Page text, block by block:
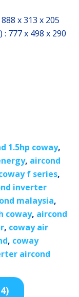
x 313 x 205
777 x 498 x 290
1.5hp coway,
, aircond
f series,
inverter
malaysia,
coway, aircond
, coway air
, coway
aircond